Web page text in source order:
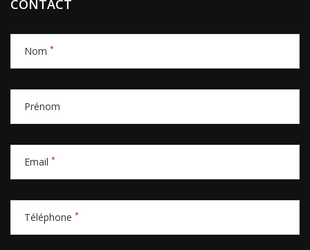
CONTACT
Nom *
Prénom
Email *
Téléphone *